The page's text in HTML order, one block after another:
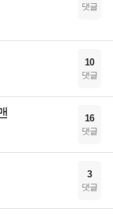
댓글
10
댓글
16
댓글
3
댓글